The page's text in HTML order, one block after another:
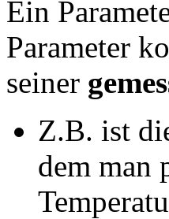
Ein
Parameter
seiner
Z.B. ist
dem man